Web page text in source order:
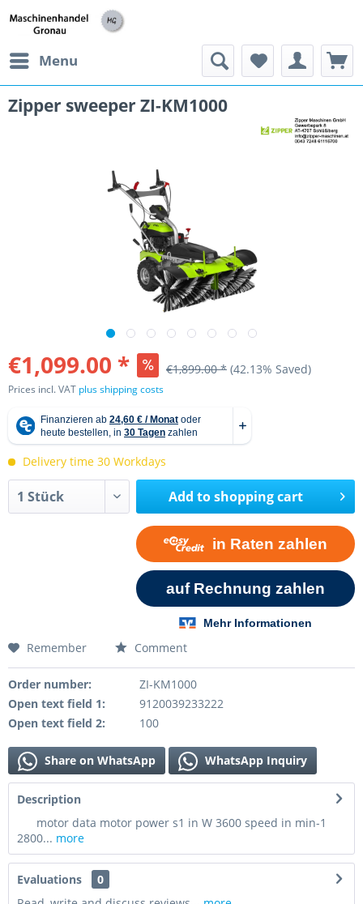
Menu
Zipper sweeper ZI-KM1000
€1,099.00 * €1,899.00 * (42.13% Saved)
Prices incl. VAT plus shipping costs
Delivery time 30 Workdays
Add toshopping cart
Remember Comment
Order number:
ZI-KM1000
Open text field 1:
9120039233222
Open text field 2:
100
Share on WhatsApp WhatsApp Inquiry
Description
motor data motor power s1 in W 3600 speed in min-1
2800... more
Evaluations
0